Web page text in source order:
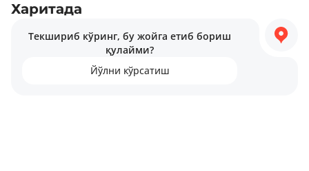
Уйга уч томондан қулай кириш имконияти мавжуд:
Сергели Янги йўли томондан
қурилган, шу қулайликлар сабабли, яшаш учун таёр:
электр энергияси мавжуд. Ушбу ҳудудда қулай ҳаёт учун
барча зарур шароитлар мавжуд: диний объектлар, яшил
ҳудудлар, тиббий хизматлар.
Харитада
Текшириб кўринг, бу жойга етиб бориш
қулайми?
Йўлни кўрсатиш